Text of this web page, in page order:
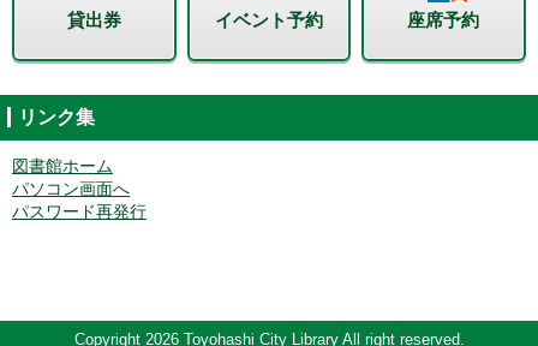
貸出券 イベント予約 座席予約
リンク集
図書館ホーム
パソコン画面へ
パスワード再発行
Copyright 2026 Toyohashi City Library All right reserved.